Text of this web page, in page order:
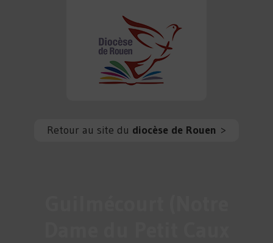
Retour au site du diocèse de Rouen >